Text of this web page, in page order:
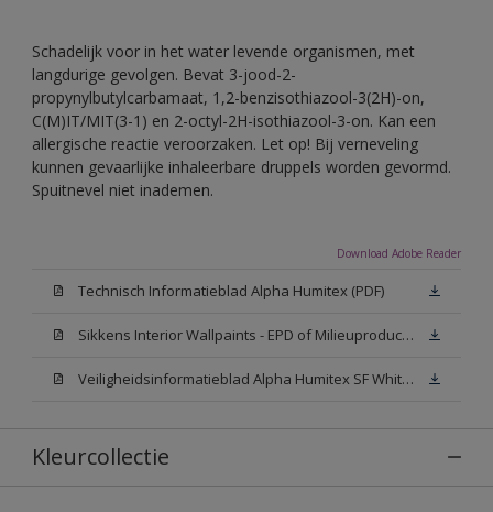
Schadelijk voor in het water levende organismen, met
langdurige gevolgen. Bevat 3-jood-2-
propynylbutylcarbamaat, 1,2-benzisothiazool-3(2H)-on,
C(M)IT/MIT(3-1) en 2-octyl-2H-isothiazool-3-on. Kan een
allergische reactie veroorzaken. Let op! Bij verneveling
kunnen gevaarlijke inhaleerbare druppels worden gevormd.
Spuitnevel niet inademen.
Download Adobe Reader
Technisch Informatieblad Alpha Humitex (PDF)
Sikkens Interior Wallpaints - EPD of Milieuproductverklaring
Veiligheidsinformatieblad Alpha Humitex SF White W05 (MSDS)
Kleurcollectie